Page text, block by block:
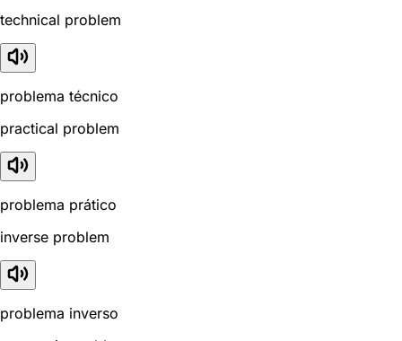
technical problem
problema técnico
practical problem
problema prático
inverse problem
problema inverso